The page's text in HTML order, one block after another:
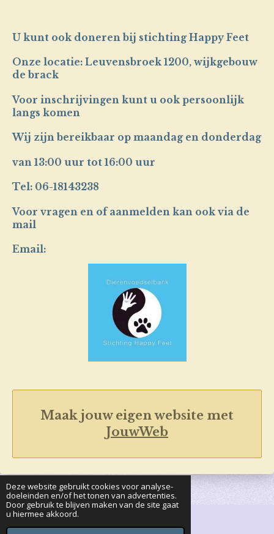
Deze website gebruikt cookies voor analyse-
doeleinden en/of het tonen van advertenties.
Door gebruik te blijven maken van de site gaat
u hiermee akkoord.
U kunt ook doneren bij stichting Happy Feet
Onze locatie: Leuvensbroek 1200, wijkgebouw
de brack
Voor inschrijvingen kunt u ook persoonlijk
langs komen
Wij zijn bereikbaar op maandag en donderdag
van 13:00 uur tot 16:00 uur
Tel: 06-18143238
Voor vragen en of aanmelden kan ook via de
mail
Email:
Maak jouw eigen website met
JouwWeb